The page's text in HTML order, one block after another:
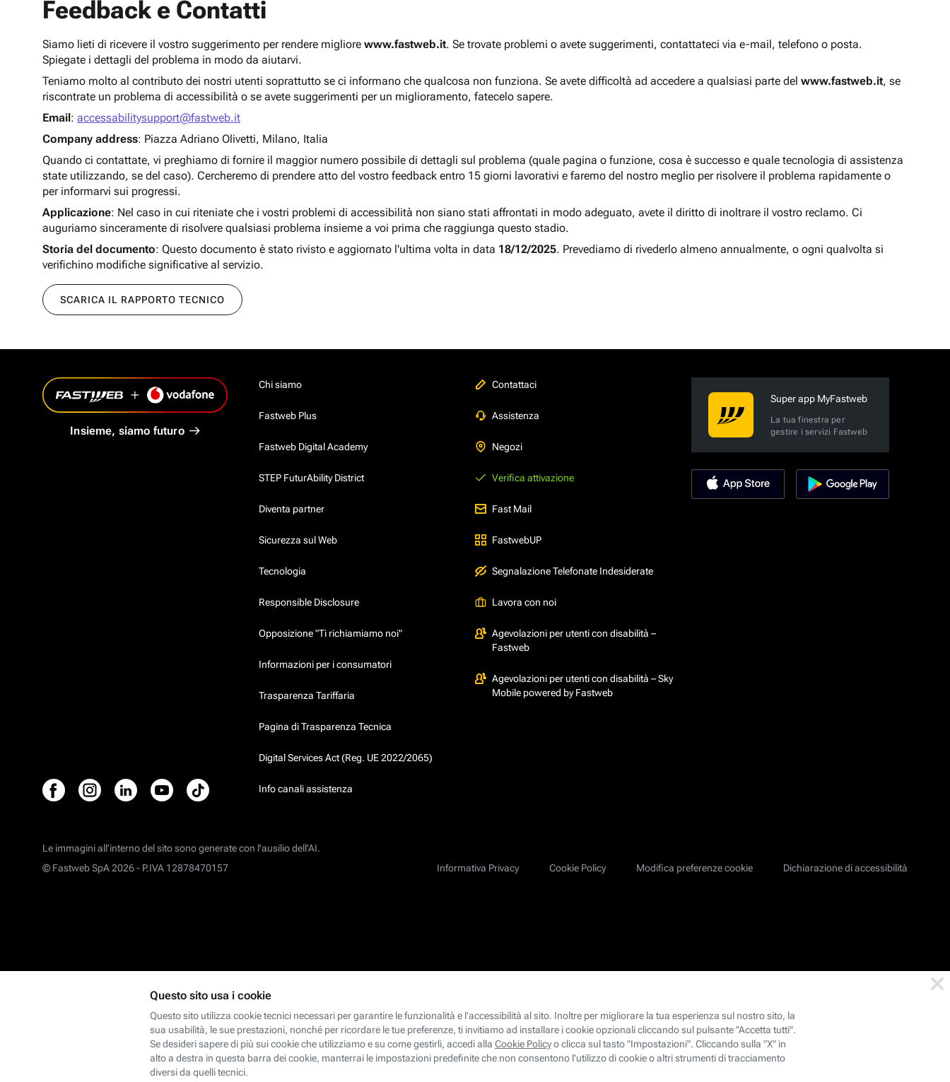
Feedback e Contatti
Siamo lieti di ricevere il vostro suggerimento per rendere migliore www.fastweb.it. Se trovate problemi o avete suggerimenti, contattateci via e-mail, telefono o posta.
Spiegate i dettagli del problema in modo da aiutarvi.
Teniamo molto al contributo dei nostri utenti soprattutto se ci informano che qualcosa non funziona. Se avete difficoltà ad accedere a qualsiasi parte del www.fastweb.it, se
riscontrate un problema di accessibilità o se avete suggerimenti per un miglioramento, fatecelo sapere.
Email: accessabilitysupport@fastweb.it
Company address: Piazza Adriano Olivetti, Milano, Italia
Quando ci contattate, vi preghiamo di fornire il maggior numero possibile di dettagli sul problema (quale pagina o funzione, cosa è successo e quale tecnologia di assistenza
state utilizzando, se del caso). Cercheremo di prendere atto del vostro feedback entro 15 giorni lavorativi e faremo del nostro meglio per risolvere il problema rapidamente o
per informarvi sui progressi.
Applicazione: Nel caso in cui riteniate che i vostri problemi di accessibilità non siano stati affrontati in modo adeguato, avete il diritto di inoltrare il vostro reclamo. Ci
auguriamo sinceramente di risolvere qualsiasi problema insieme a voi prima che raggiunga questo stadio.
Storia del documento: Questo documento è stato rivisto e aggiornato l'ultima volta in data 18/12/2025. Prevediamo di rivederlo almeno annualmente, o ogni qualvolta si
verifichino modifiche significative al servizio.
SCARICA IL RAPPORTO TECNICO
Insieme, siamo futuro
Chi siamo
Fastweb Plus
Fastweb Digital Academy
STEP FuturAbility District
Diventa partner
Sicurezza sul Web
Tecnologia
Responsible Disclosure
Opposizione "Ti richiamiamo noi"
Informazioni per i consumatori
Trasparenza Tariffaria
Pagina di Trasparenza Tecnica
Digital Services Act (Reg. UE 2022/2065)
Info canali assistenza
Contattaci
Assistenza
Negozi
Verifica attivazione
Fast Mail
FastwebUP
Segnalazione Telefonate Indesiderate
Lavora con noi
Agevolazioni per utenti con disabilità –
Fastweb
Agevolazioni per utenti con disabilità – Sky
Mobile powered by Fastweb
Super app MyFastweb
La tua finestra per
gestire i servizi Fastweb
Le immagini all’interno del sito sono generate con l'ausilio dell'AI.
Informativa Privacy
Cookie Policy Modifica preferenze cookie Dichiarazione di accessibilità
© Fastweb SpA 2026 - P.IVA 12878470157